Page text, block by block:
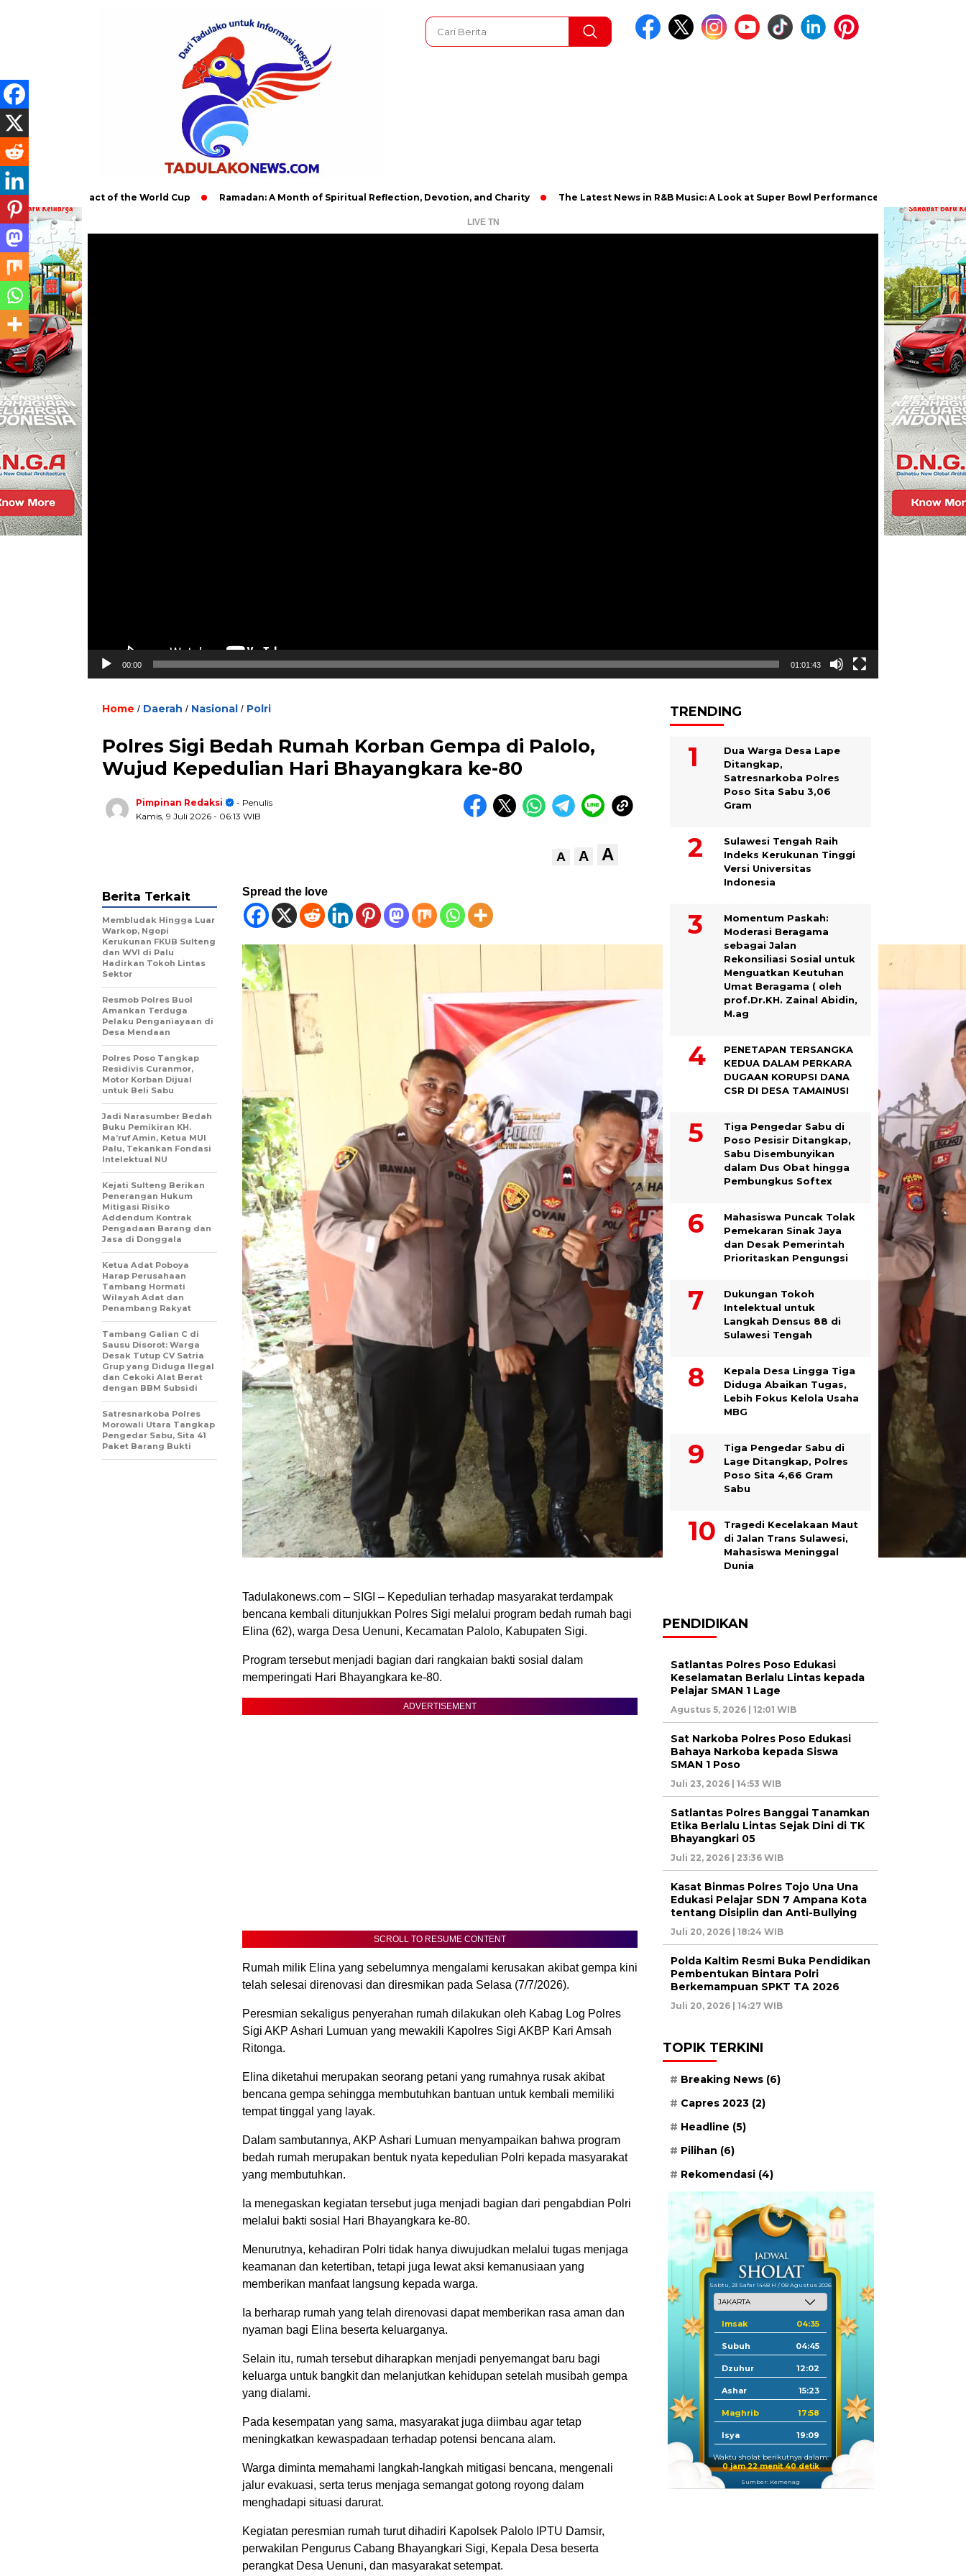
Impact of the World Cup Ramadan: A Month of Spiritual Reflection, Devotion, and Charity The Latest News in R&B Music: A Look at Super Bowl Performances, New Albums, Rising
LIVE TN
00:00 01:01:43
Home / Daerah / Nasional / Polri
Polres Sigi Bedah Rumah Korban Gempa di Palolo,
Wujud Kepedulian Hari Bhayangkara ke-80
Pimpinan Redaksi
- Penulis
Kamis, 9 Juli 2026 - 06:13 WIB
A A A
Spread the love
Tadulakonews.com – SIGI – Kepedulian terhadap masyarakat terdampak
bencana kembali ditunjukkan Polres Sigi melalui program bedah rumah bagi
Elina (62), warga Desa Uenuni, Kecamatan Palolo, Kabupaten Sigi.
Program tersebut menjadi bagian dari rangkaian bakti sosial dalam
memperingati Hari Bhayangkara ke-80.
ADVERTISEMENT
SCROLL TO RESUME CONTENT
Rumah milik Elina yang sebelumnya mengalami kerusakan akibat gempa kini
telah selesai direnovasi dan diresmikan pada Selasa (7/7/2026).
Peresmian sekaligus penyerahan rumah dilakukan oleh Kabag Log Polres
Sigi AKP Ashari Lumuan yang mewakili Kapolres Sigi AKBP Kari Amsah
Ritonga.
Elina diketahui merupakan seorang petani yang rumahnya rusak akibat
bencana gempa sehingga membutuhkan bantuan untuk kembali memiliki
tempat tinggal yang layak.
Dalam sambutannya, AKP Ashari Lumuan menyampaikan bahwa program
bedah rumah merupakan bentuk nyata kepedulian Polri kepada masyarakat
yang membutuhkan.
Ia menegaskan kegiatan tersebut juga menjadi bagian dari pengabdian Polri
melalui bakti sosial Hari Bhayangkara ke-80.
Menurutnya, kehadiran Polri tidak hanya diwujudkan melalui tugas menjaga
keamanan dan ketertiban, tetapi juga lewat aksi kemanusiaan yang
memberikan manfaat langsung kepada warga.
Ia berharap rumah yang telah direnovasi dapat memberikan rasa aman dan
nyaman bagi Elina beserta keluarganya.
Selain itu, rumah tersebut diharapkan menjadi penyemangat baru bagi
keluarga untuk bangkit dan melanjutkan kehidupan setelah musibah gempa
yang dialami.
Pada kesempatan yang sama, masyarakat juga diimbau agar tetap
meningkatkan kewaspadaan terhadap potensi bencana alam.
Warga diminta memahami langkah-langkah mitigasi bencana, mengenali
jalur evakuasi, serta terus menjaga semangat gotong royong dalam
menghadapi situasi darurat.
Kegiatan peresmian rumah turut dihadiri Kapolsek Palolo IPTU Damsir,
perwakilan Pengurus Cabang Bhayangkari Sigi, Kepala Desa beserta
perangkat Desa Uenuni, dan masyarakat setempat.
Berita Terkait
Membludak Hingga Luar
Warkop, Ngopi
Kerukunan FKUB Sulteng
dan WVI di Palu
Hadirkan Tokoh Lintas
Sektor
Resmob Polres Buol
Amankan Terduga
Pelaku Penganiayaan di
Desa Mendaan
Polres Poso Tangkap
Residivis Curanmor,
Motor Korban Dijual
untuk Beli Sabu
Jadi Narasumber Bedah
Buku Pemikiran KH.
Ma’ruf Amin, Ketua MUI
Palu, Tekankan Fondasi
Intelektual NU
Kejati Sulteng Berikan
Penerangan Hukum
Mitigasi Risiko
Addendum Kontrak
Pengadaan Barang dan
Jasa di Donggala
Ketua Adat Poboya
Harap Perusahaan
Tambang Hormati
Wilayah Adat dan
Penambang Rakyat
Tambang Galian C di
Sausu Disorot: Warga
Desak Tutup CV Satria
Grup yang Diduga Ilegal
dan Cekoki Alat Berat
dengan BBM Subsidi
Satresnarkoba Polres
Morowali Utara Tangkap
Pengedar Sabu, Sita 41
Paket Barang Bukti
TRENDING
Dua Warga Desa Lape
Ditangkap,
Satresnarkoba Polres
Poso Sita Sabu 3,06
Gram
Sulawesi Tengah Raih
Indeks Kerukunan Tinggi
Versi Universitas
Indonesia
Momentum Paskah:
Moderasi Beragama
sebagai Jalan
Rekonsiliasi Sosial untuk
Menguatkan Keutuhan
Umat Beragama ( oleh
prof.Dr.KH. Zainal Abidin,
M.ag
PENETAPAN TERSANGKA
KEDUA DALAM PERKARA
DUGAAN KORUPSI DANA
CSR DI DESA TAMAINUSI
Tiga Pengedar Sabu di
Poso Pesisir Ditangkap,
Sabu Disembunyikan
dalam Dus Obat hingga
Pembungkus Softex
Mahasiswa Puncak Tolak
Pemekaran Sinak Jaya
dan Desak Pemerintah
Prioritaskan Pengungsi
Dukungan Tokoh
Intelektual untuk
Langkah Densus 88 di
Sulawesi Tengah
Kepala Desa Lingga Tiga
Diduga Abaikan Tugas,
Lebih Fokus Kelola Usaha
MBG
Tiga Pengedar Sabu di
Lage Ditangkap, Polres
Poso Sita 4,66 Gram
Sabu
Tragedi Kecelakaan Maut
di Jalan Trans Sulawesi,
Mahasiswa Meninggal
Dunia
PENDIDIKAN
Satlantas Polres Poso Edukasi
Keselamatan Berlalu Lintas kepada
Pelajar SMAN 1 Lage
Agustus 5, 2026 | 12:01 WIB
Sat Narkoba Polres Poso Edukasi
Bahaya Narkoba kepada Siswa
SMAN 1 Poso
Juli 23, 2026 | 14:53 WIB
Satlantas Polres Banggai Tanamkan
Etika Berlalu Lintas Sejak Dini di TK
Bhayangkari 05
Juli 22, 2026 | 23:36 WIB
Kasat Binmas Polres Tojo Una Una
Edukasi Pelajar SDN 7 Ampana Kota
tentang Disiplin dan Anti-Bullying
Juli 20, 2026 | 18:24 WIB
Polda Kaltim Resmi Buka Pendidikan
Pembentukan Bintara Polri
Berkemampuan SPKT TA 2026
Juli 20, 2026 | 14:27 WIB
TOPIK TERKINI
Breaking News (6)
Capres 2023 (2)
Headline (5)
Pilihan (6)
Rekomendasi (4)
Sabtu, 23 Safar 1448 H / 08 Agustus 2026
Imsak 04:35
Subuh 04:45
Dzuhur 12:02
Ashar 15:23
Maghrib 17:58
Isya 19:09
Waktu sholat berikutnya dalam:
0 jam 22 menit 39 detik
Sumber: Kemenag